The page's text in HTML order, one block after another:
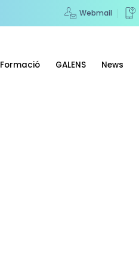
Webmail
Formació GALENS News